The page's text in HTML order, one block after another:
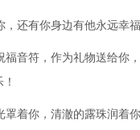
，还有你身边有他永远幸
音符，作为礼物送给你
着你，清澈的露珠润着